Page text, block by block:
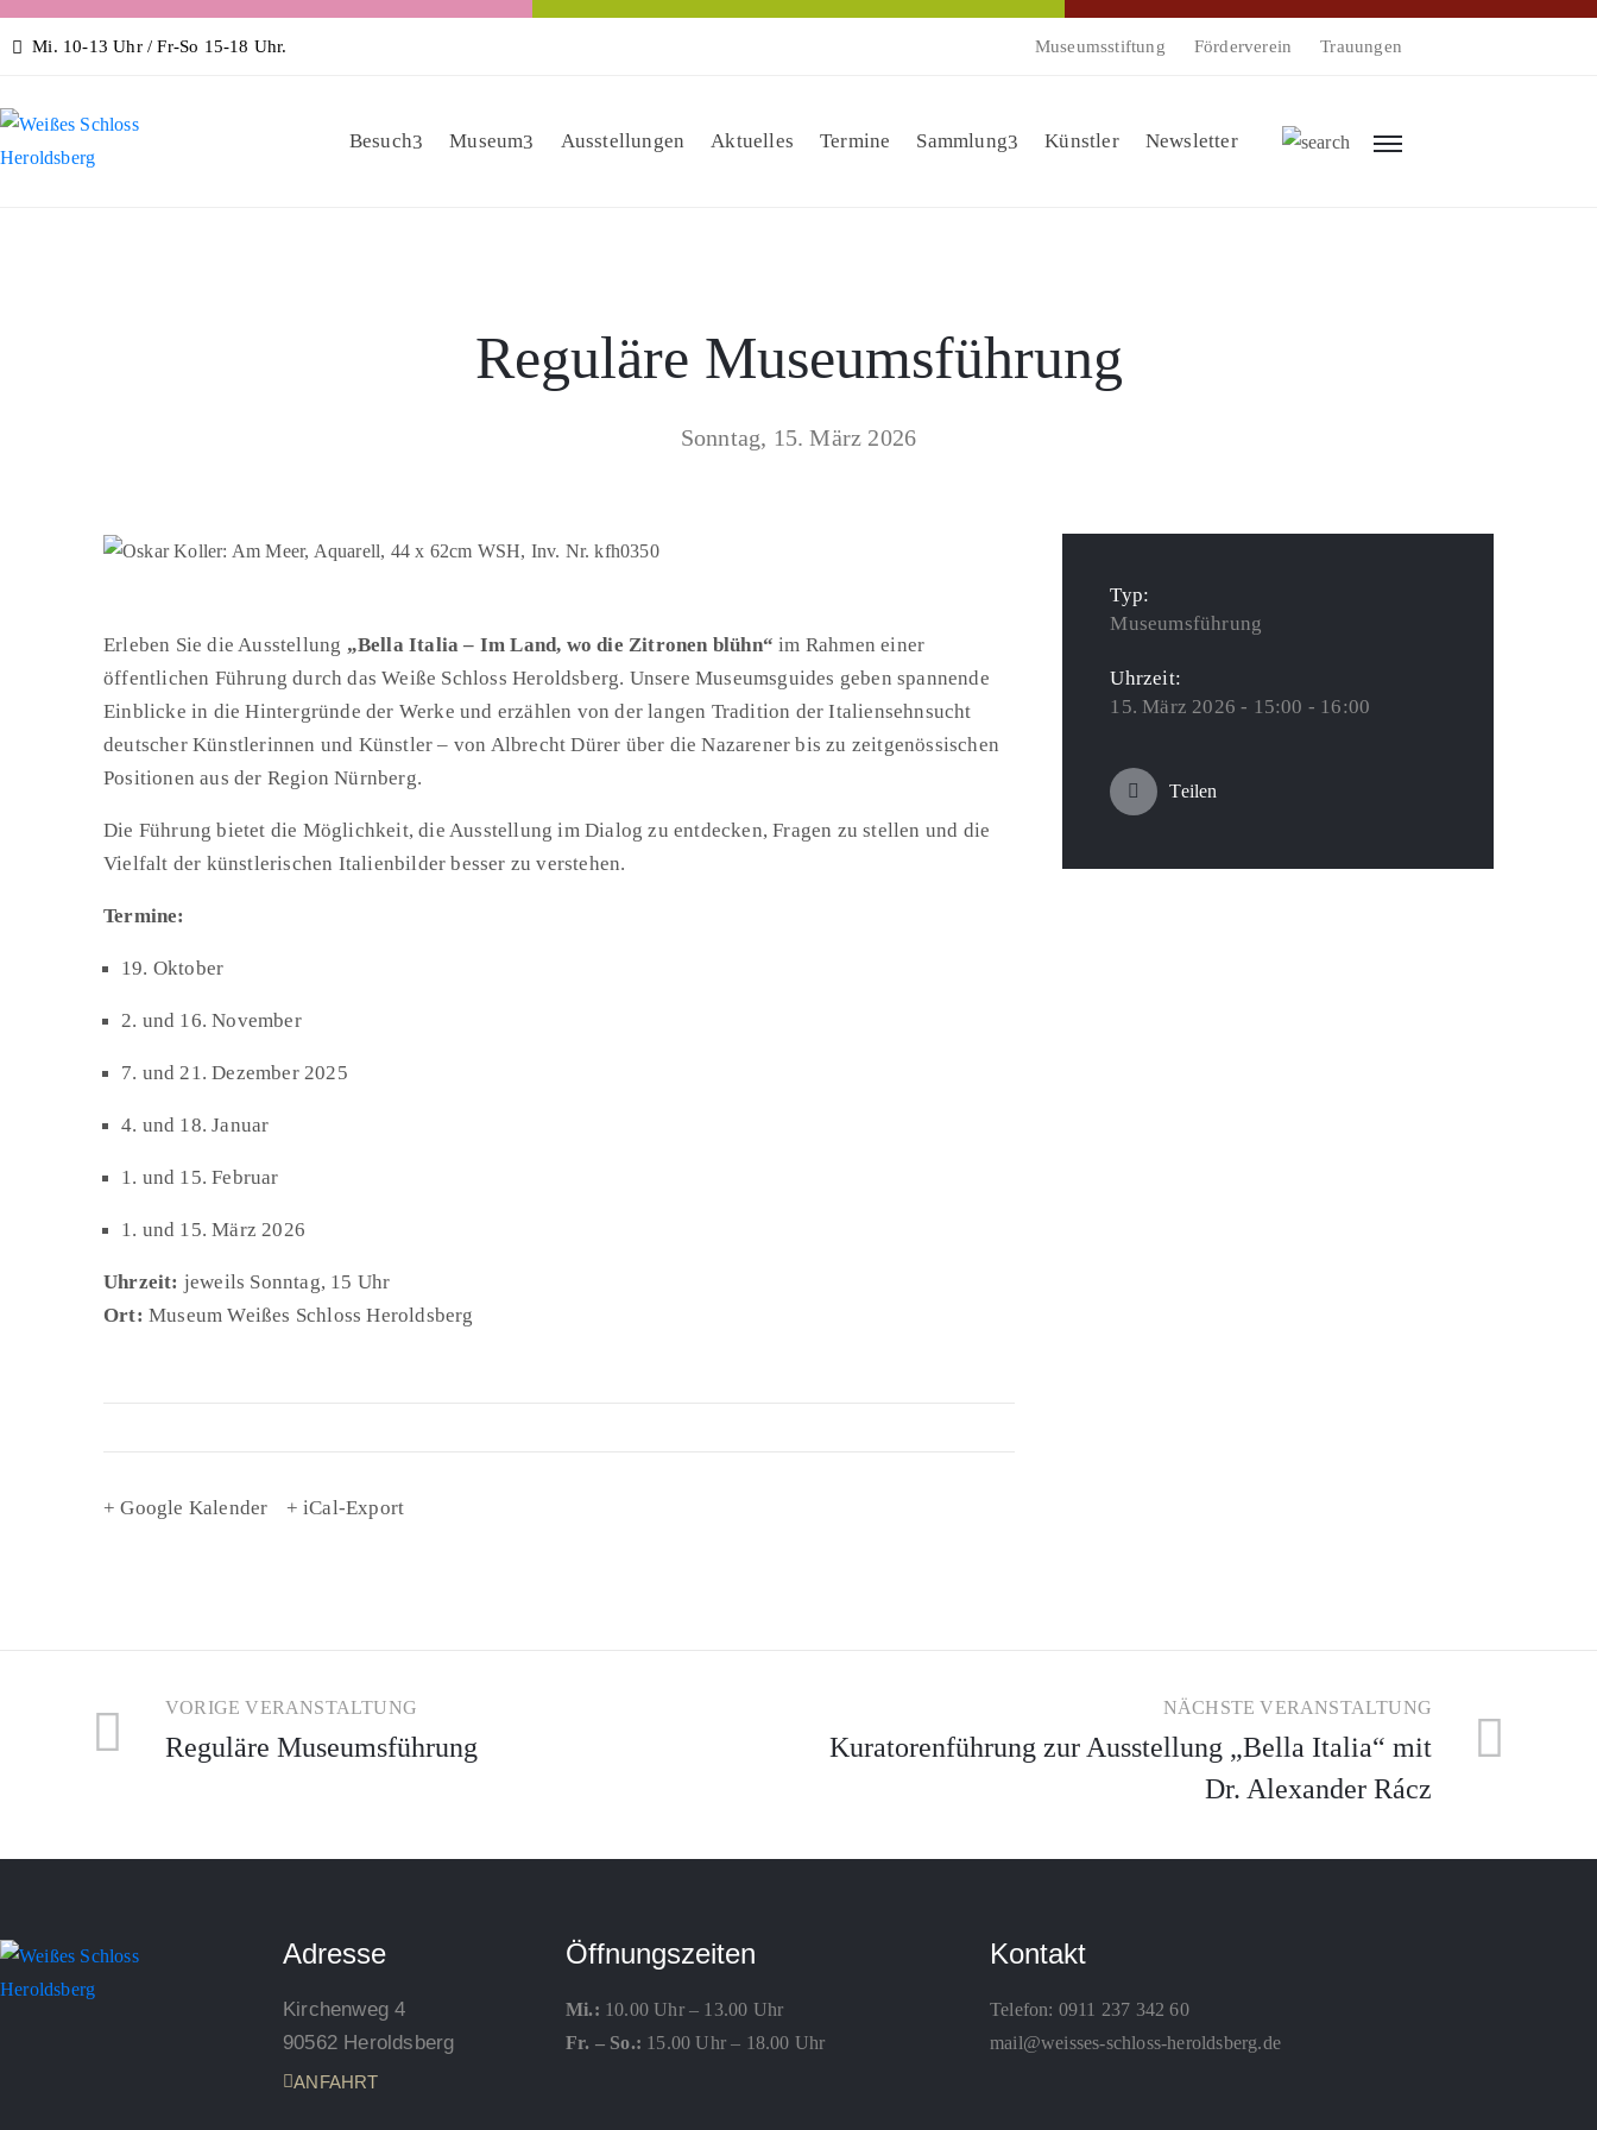
Mi. 10-13 Uhr / Fr-So 15-18 Uhr. Museumsstiftung Förderverein Trauungen
Besuch Museum Ausstellungen Aktuelles Termine Sammlung Künstler Newsletter
Reguläre Museumsführung
Sonntag, 15. März 2026
Erleben Sie die Ausstellung „Bella Italia – Im Land, wo die Zitronen blühn“ im Rahmen einer
öffentlichen Führung durch das Weiße Schloss Heroldsberg. Unsere Museumsguides geben spannende
Einblicke in die Hintergründe der Werke und erzählen von der langen Tradition der Italiensehnsucht
deutscher Künstlerinnen und Künstler – von Albrecht Dürer über die Nazarener bis zu zeitgenössischen
Positionen aus der Region Nürnberg.
Die Führung bietet die Möglichkeit, die Ausstellung im Dialog zu entdecken, Fragen zu stellen und die
Vielfalt der künstlerischen Italienbilder besser zu verstehen.
Termine:
19. Oktober
2. und 16. November
7. und 21. Dezember 2025
4. und 18. Januar
1. und 15. Februar
1. und 15. März 2026
Uhrzeit: jeweils Sonntag, 15 Uhr
Ort: Museum Weißes Schloss Heroldsberg
+ Google Kalender + iCal-Export
Typ:
Museumsführung
Uhrzeit:
15. März 2026 - 15:00 - 16:00
Teilen
VORIGE VERANSTALTUNG
Reguläre Museumsführung
NÄCHSTE VERANSTALTUNG
Kuratorenführung zur Ausstellung „Bella Italia“ mit
Dr. Alexander Rácz
Adresse
Kirchenweg 4
90562 Heroldsberg
ANFAHRT
Öffnungszeiten
Mi.: 10.00 Uhr – 13.00 Uhr
Fr. – So.: 15.00 Uhr – 18.00 Uhr
Kontakt
Telefon: 0911 237 342 60
mail@weisses-schloss-heroldsberg.de